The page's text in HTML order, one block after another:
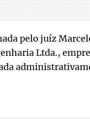
pelo juíz
Ltda.,